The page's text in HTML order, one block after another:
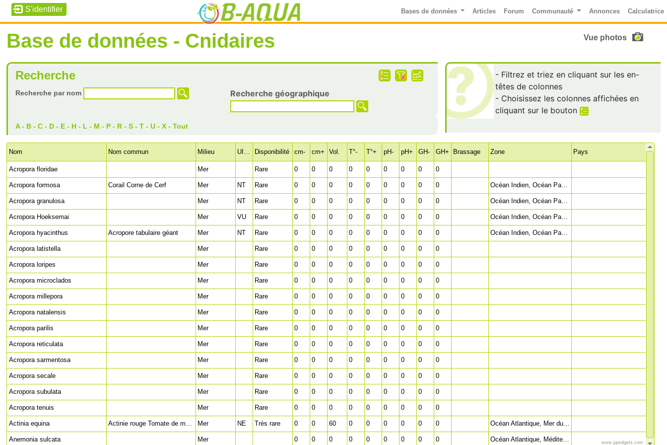
Bases de données Articles Forum Communauté Annonces Calculatrice
Base de données - Cnidaires Vue photos
Recherche
Recherche par nom Recherche géographique
A- B -C - D - E - H - L - M - P - R -S -T -U -X -Tout
- Filtrez et triez en cliquant sur les en-
têtes de colonnes
- Choisissez les colonnes affichées en
cliquant sur le bouton
Nom Nom commun Milieu Disponibilité cm- cm+ Vol. T°- T°+ pH- pH+ GH- GH+ Brassage Zone Pays
Acropora floridae Mer Rare 0 0 0 0 0 0 0 0 0
Acropora formosa Corail Corne de Cerf Mer NT Rare 0 0 0 0 0 0 0 0 0 Océan Indien, Océan Pacifique, Mer Rouge
Acropora granulosa Mer NT Rare 0 0 0 0 0 0 0 0 0 Océan Indien, Océan Pacifique, Mer Rouge
Acropora Hoeksemai Mer VU Rare 0 0 0 0 0 0 0 0 0 Océan Indien, Océan Pacifique
Acropora hyacinthus Acropore tabulaire géant Mer NT Rare 0 0 0 0 0 0 0 0 0 Océan Indien, Océan Pacifique, Mer Rouge
Acropora latistella Mer Rare 0 0 0 0 0 0 0 0 0
Acropora loripes Mer Rare 0 0 0 0 0 0 0 0 0
Acropora microclados Mer Rare 0 0 0 0 0 0 0 0 0
Acropora millepora Mer Rare 0 0 0 0 0 0 0 0 0
Acropora natalensis Mer Rare 0 0 0 0 0 0 0 0 0
Acropora parilis Mer Rare 0 0 0 0 0 0 0 0 0
Acropora reticulata Mer Rare 0 0 0 0 0 0 0 0 0
Acropora sarmentosa Mer Rare 0 0 0 0 0 0 0 0 0
Acropora secale Mer Rare 0 0 0 0 0 0 0 0 0
Acropora subulata Mer Rare 0 0 0 0 0 0 0 0 0
Acropora tenuis Mer Rare 0 0 0 0 0 0 0 0 0
Actinia equina Actinie rouge Tomate de mer Actinie chevaline Actinie commune Cubasseau Mer NE Très rare 0 0 60 0 0 0 0 0 0 Océan Atlantique, Mer du Nord
Anemonia sulcata Mer 0 0 0 0 0 0 0 0 0 Océan Atlantique, Méditerranée www.jqwidgets.com